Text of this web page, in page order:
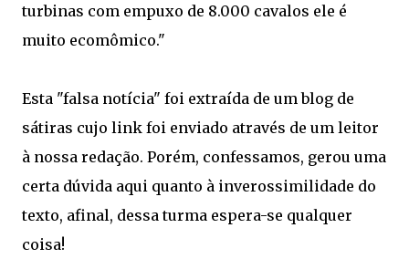
turbinas com empuxo de 8.000 cavalos ele é
muito ecomômico."
Esta "falsa notícia" foi extraída de um blog de
sátiras cujo link foi enviado através de um leitor
à nossa redação. Porém, confessamos, gerou uma
certa dúvida aqui quanto à inverossimilidade do
texto, afinal, dessa turma espera-se qualquer
coisa!